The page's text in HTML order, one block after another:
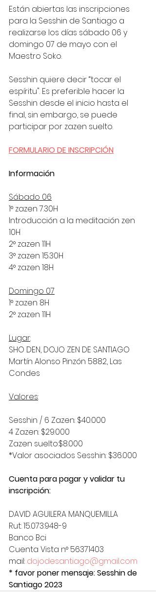
Están abiertas las inscripciones
para la Sesshin de Santiago a
realizarse los días sábado 06 y
domingo 07 de mayo con el
Maestro Soko.
Sesshin quiere decir “tocar el
espíritu". Es preferible hacer la
Sesshin desde el inicio hasta el
final, sin embargo, se puede
participar por zazen suelto.
FORMULARIO DE INSCRIPCIÓN
Información
Sábado 06
1° zazen 7.30H
Introducción a la meditación zen
10H
2° zazen 11H
3° zazen 15.30H
4° zazen 18H
Domingo 07
1° zazen 8H
2° zazen 11H
Lugar:
SHO DEN, DOJO ZEN DE SANTIAGO
Martín Alonso Pinzón 5882, Las
Condes
Valores:
Sesshin / 6 Zazen: $40.000
4 Zazen: $29.000
Zazen suelto:$8.000
*Valor asociados Sesshin: $36.000
Cuenta para pagar y validar tu
inscripción:
DAVID AGUILERA MANQUEMILLA
Rut: 15.073.948-9
Banco Bci
Cuenta Vista n° 56371403
mail: dojodesantiago@gmail.com
* favor poner mensaje: Sesshin de
Santiago 2023